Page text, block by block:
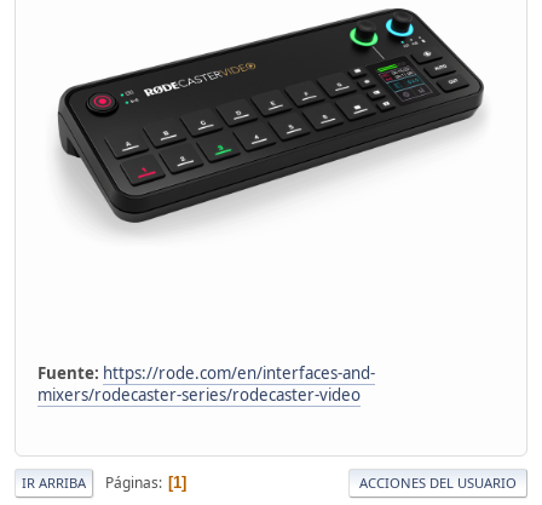
Fuente: https://rode.com/en/interfaces-and-
mixers/rodecaster-series/rodecaster-video
IR ARRIBA Páginas 1 ACCIONES DEL USUARIO